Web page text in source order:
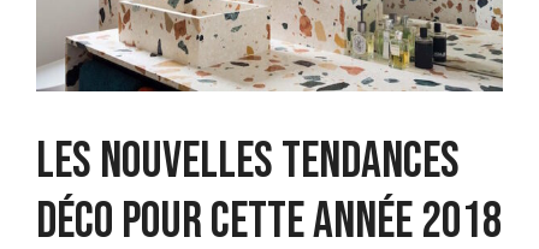
Les nouvelles tendances
déco pour cette année 2018